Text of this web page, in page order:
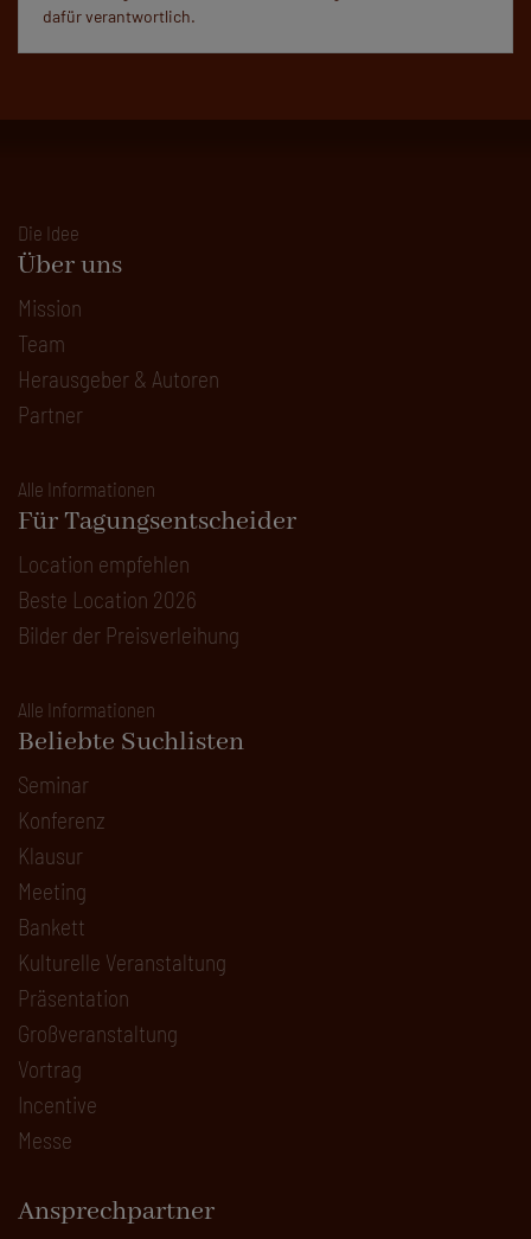
dafür verantwortlich.
Die Idee
Über uns
Mission
Team
Herausgeber & Autoren
Partner
Alle Informationen
Für Tagungsentscheider
Location empfehlen
Beste Location 2026
Bilder der Preisverleihung
Alle Informationen
Beliebte Suchlisten
Seminar
Konferenz
Klausur
Meeting
Bankett
Kulturelle Veranstaltung
Präsentation
Großveranstaltung
Vortrag
Incentive
Messe
Ansprechpartner